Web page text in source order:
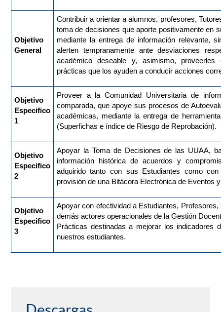
Objetivo
General
Contribuir a orientar a alumnos, profesores,
toma de decisiones que aporte positivamente en
mediante la entrega de información relevante,
alerten tempranamente ante desviaciones
académico deseable y, asimismo,
prácticas que los ayuden a conducir acciones
Objetivo
Especifico
1
Proveer a la Comunidad Universitaria de
comparada, que apoye sus procesos de
académicas, mediante la entrega de
(Superfichas e índice de Riesgo de Reprobación).
Objetivo
Especifico
2
Apoyar la Toma de Decisiones de las UUAA,
información histórica de acuerdos y
adquirido tanto con sus Estudiantes como
provisión de una Bitácora Electrónica de Eventos
Objetivo
Especifico
3
Apoyar con efectividad a Estudiantes,
demás actores operacionales de la Gestión
Prácticas destinadas a mejorar los indicadores
nuestros estudiantes.